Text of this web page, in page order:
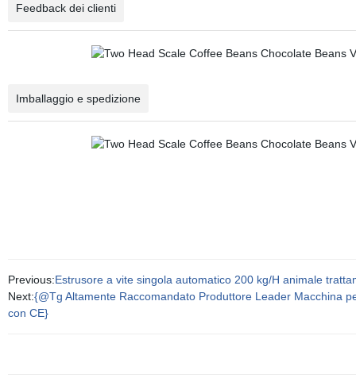
Feedback dei clienti
Imballaggio e spedizione
Previous:Estrusore a vite singola automatico 200 kg/H animale
Next:{@Tg Altamente Raccomandato Produttore Leader Macchina
con CE}